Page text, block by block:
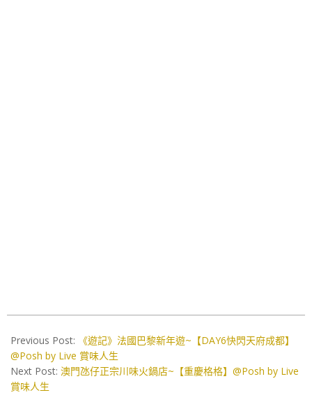
10-
16
Previous Post:
《遊記》法國巴黎新年遊~【DAY6快閃天府成都】
@Posh by Live 賞味人生
Next Post: 澳門氹仔正宗川味火鍋店~【重慶格格】@Posh by Live
賞味人生